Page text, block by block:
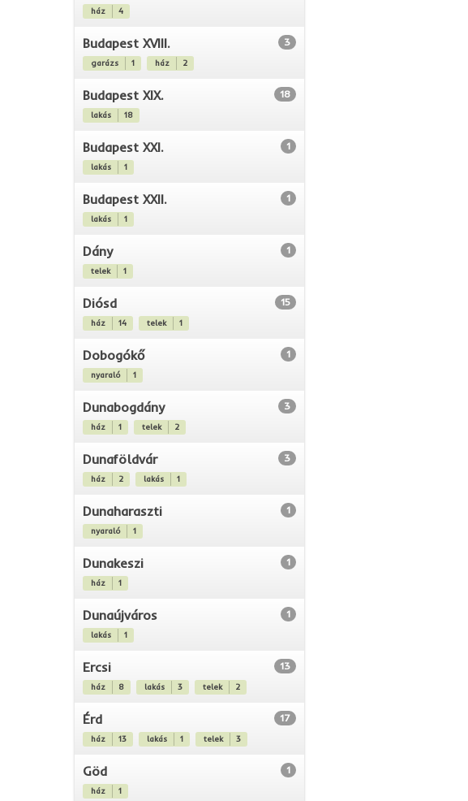
ház 4
Budapest XVIII. 3
garázs 1 ház 2
Budapest XIX. 18
lakás 18
Budapest XXI. 1
lakás 1
Budapest XXII. 1
lakás 1
Dány 1
telek 1
Diósd 15
ház 14 telek 1
Dobogókő 1
nyaraló 1
Dunabogdány 3
ház 1 telek 2
Dunaföldvár 3
ház 2 lakás 1
Dunaharaszti 1
nyaraló 1
Dunakeszi 1
ház 1
Dunaújváros 1
lakás 1
Ercsi 13
ház 8 lakás 3 telek 2
Érd 17
ház 13 lakás 1 telek 3
Göd 1
ház 1